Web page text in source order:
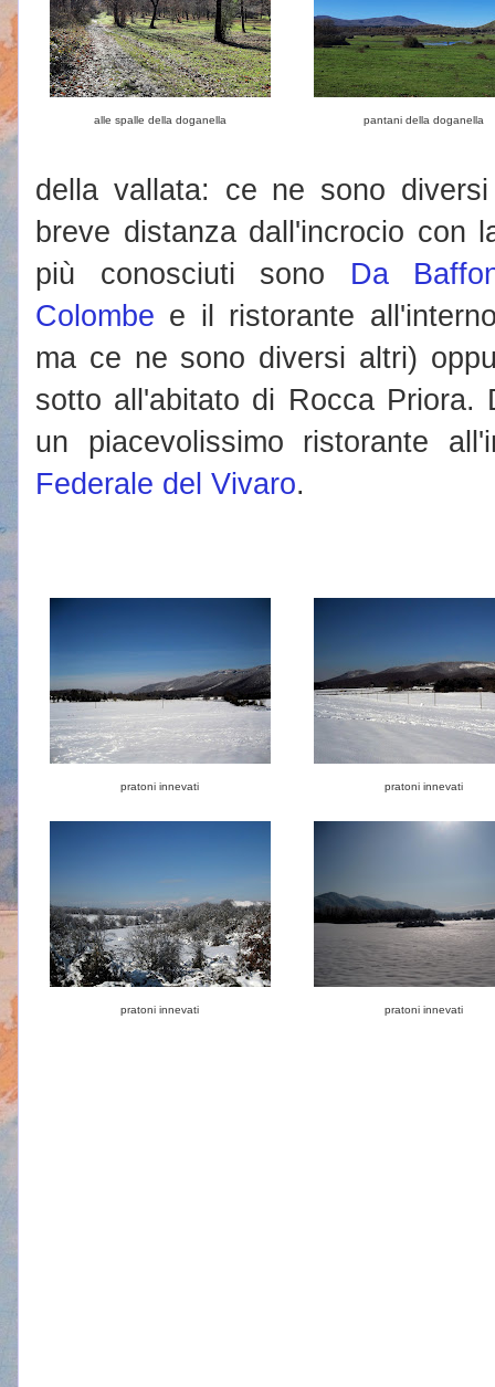
alle spalle della doganella pantani della doganella
della vallata: ce ne sono
breve distanza dall'incrocio con
più conosciuti sono Da
Colombe e il ristorante
ma ce ne sono diversi altri)
sotto all'abitato di Rocca Priora.
un piacevolissimo ristorante
Federale del Vivaro.
pratoni innevati pratoni innevati
pratoni innevati pratoni innevati